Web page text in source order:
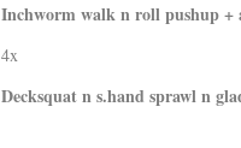
Inchworm walk n roll pushup
4x
Decksquat n s.hand sprawl n